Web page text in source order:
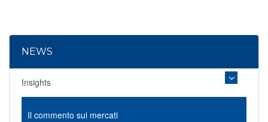
NEWS
Insights
Il commento sui mercati